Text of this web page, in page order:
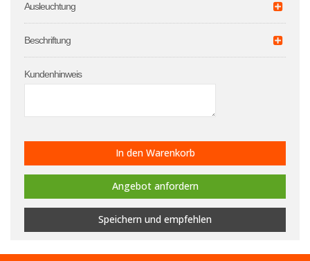
Ausleuchtung
Beschriftung
Kundenhinweis
In den Warenkorb
Angebot anfordern
Speichern und empfehlen